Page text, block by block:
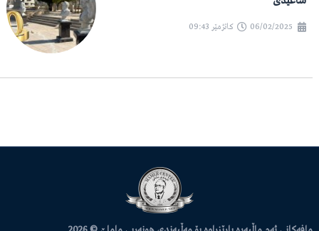
06/02/2025 کاتژمێر 09:43